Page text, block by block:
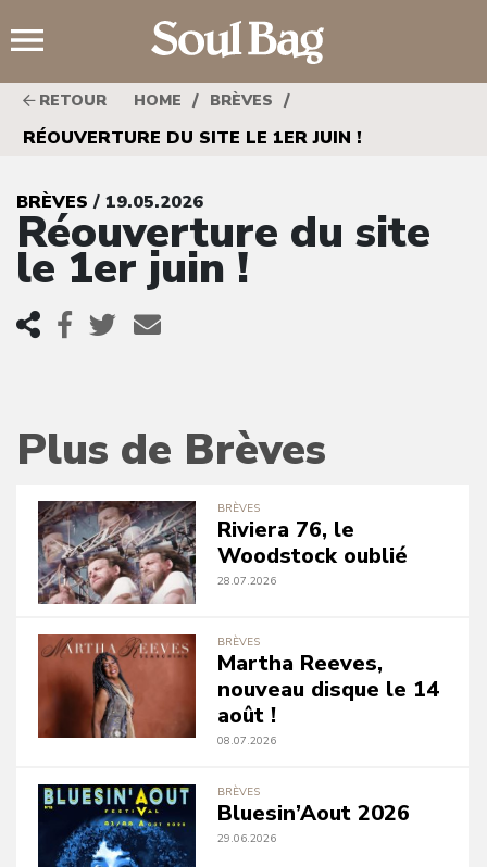
RETOUR HOME / BRÈVES /
RÉOUVERTURE DU SITE LE 1ER JUIN !
BRÈVES / 19.05.2026
Réouverture du site
le 1er juin !
Plus de Brèves
BRÈVES
Riviera 76, le
Woodstock oublié
28.07.2026
BRÈVES
Martha Reeves,
nouveau disque le 14
août !
08.07.2026
BRÈVES
Bluesin’Aout 2026
29.06.2026